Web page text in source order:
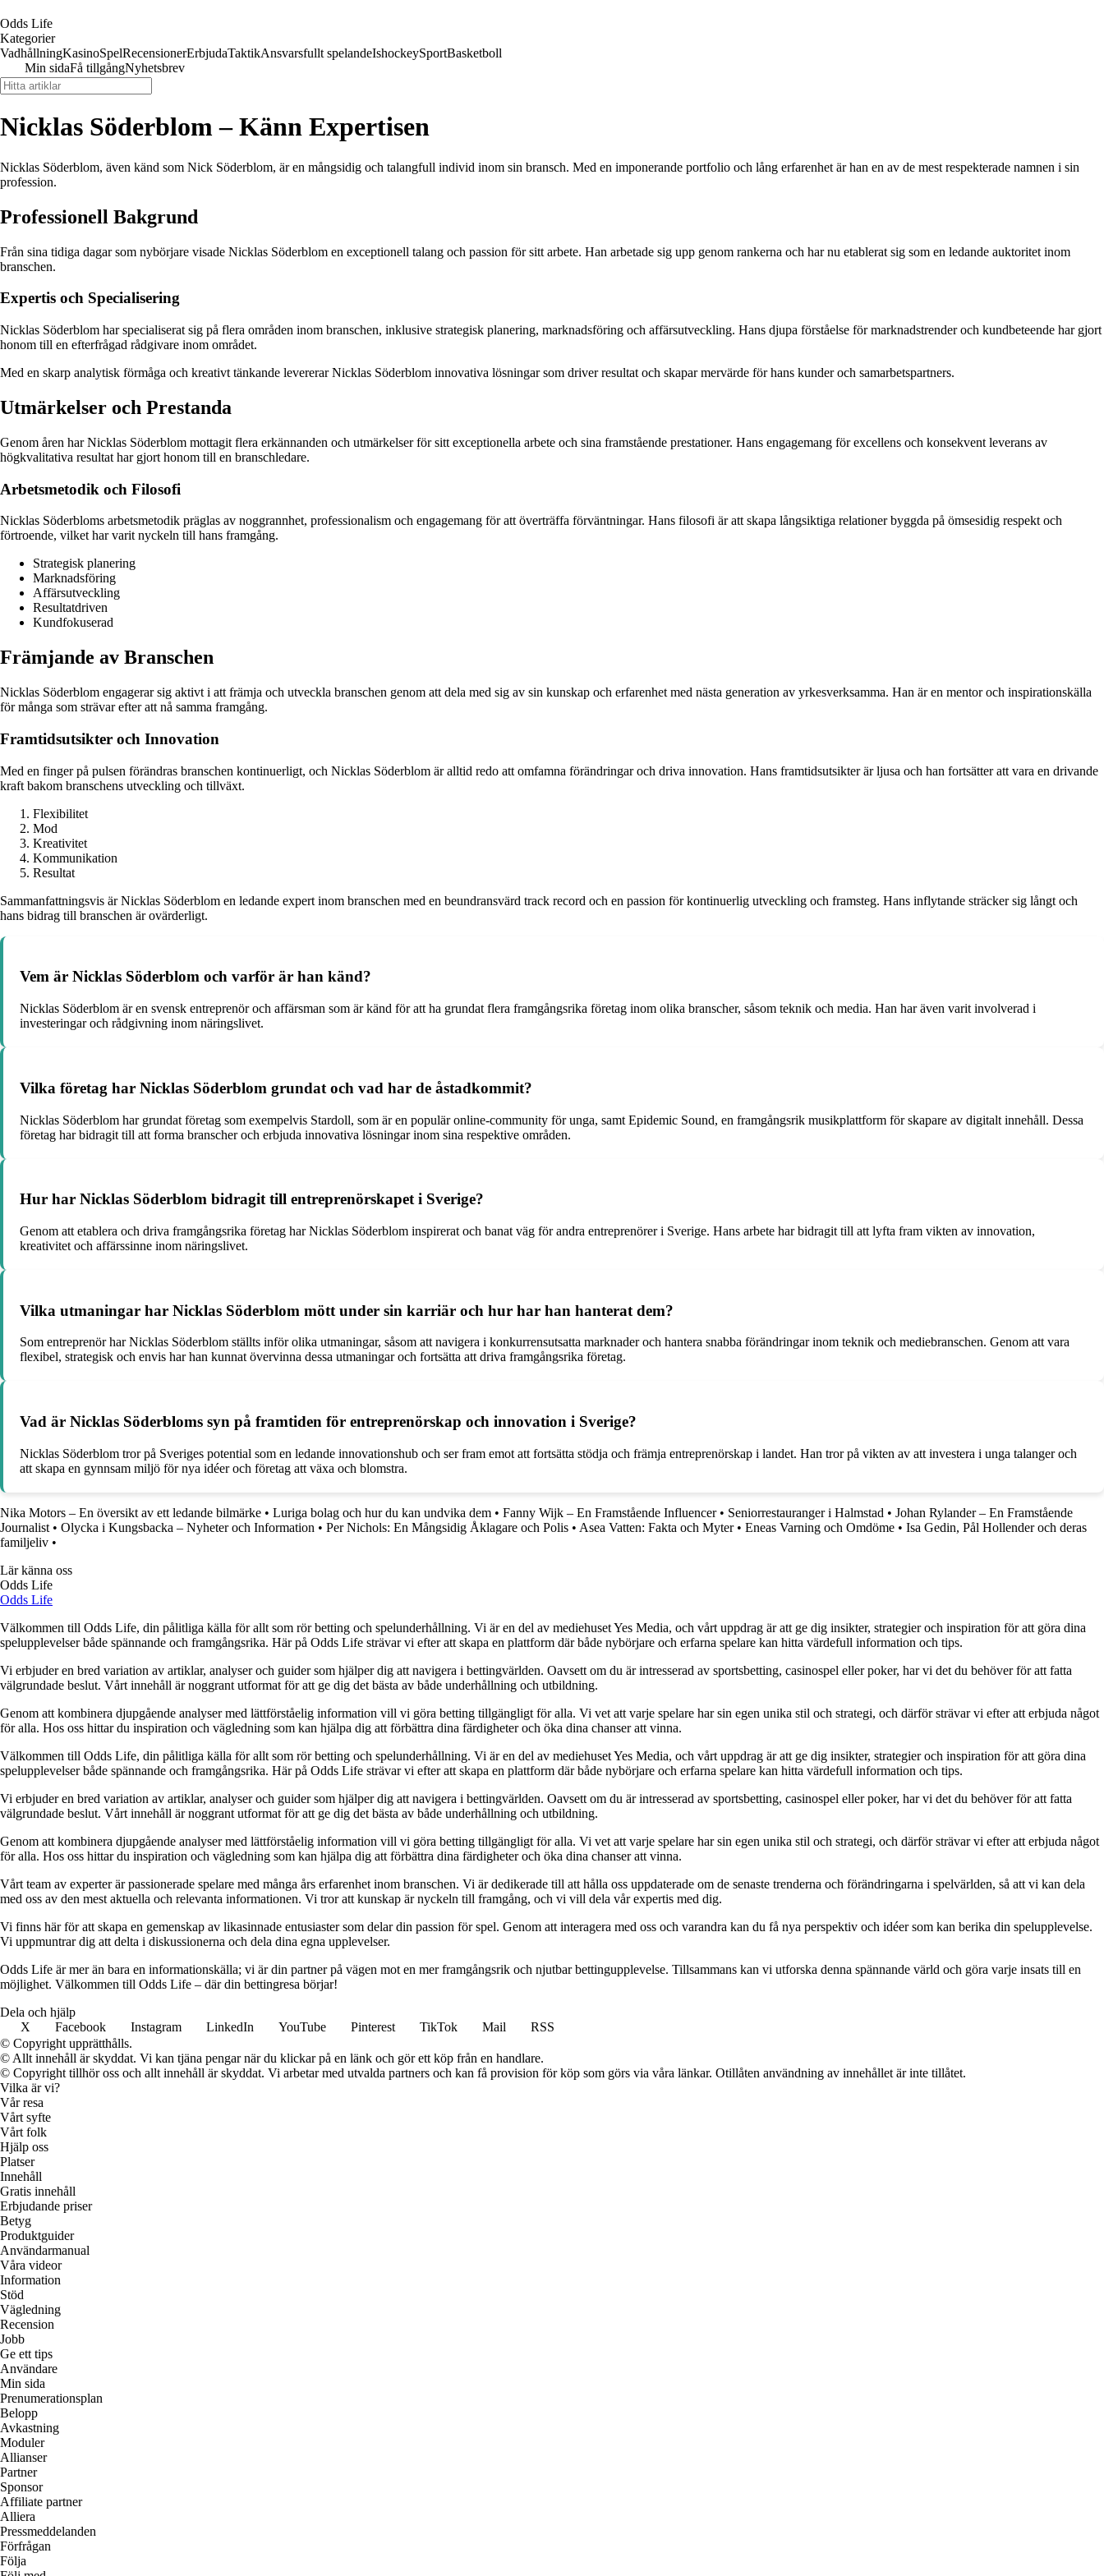
Odds Life
Kategorier
VadhållningKasinoSpelRecensionerErbjudaTaktikAnsvarsfullt spelandeIshockeySportBasketboll
Min sidaFå tillgångNyhetsbrev
Nicklas Söderblom – Känn Expertisen
Nicklas Söderblom, även känd som Nick Söderblom, är en mångsidig och talangfull individ inom sin bransch. Med en imponerande portfolio och lång erfarenhet är han en av de mest respekterade namnen i sin
profession.
Professionell Bakgrund
Från sina tidiga dagar som nybörjare visade Nicklas Söderblom en exceptionell talang och passion för sitt arbete. Han arbetade sig upp genom rankerna och har nu etablerat sig som en ledande auktoritet inom
branschen.
Expertis och Specialisering
Nicklas Söderblom har specialiserat sig på flera områden inom branschen, inklusive strategisk planering, marknadsföring och affärsutveckling. Hans djupa förståelse för marknadstrender och kundbeteende har gjort
honom till en efterfrågad rådgivare inom området.
Med en skarp analytisk förmåga och kreativt tänkande levererar Nicklas Söderblom innovativa lösningar som driver resultat och skapar mervärde för hans kunder och samarbetspartners.
Utmärkelser och Prestanda
Genom åren har Nicklas Söderblom mottagit flera erkännanden och utmärkelser för sitt exceptionella arbete och sina framstående prestationer. Hans engagemang för excellens och konsekvent leverans av
högkvalitativa resultat har gjort honom till en branschledare.
Arbetsmetodik och Filosofi
Nicklas Söderbloms arbetsmetodik präglas av noggrannhet, professionalism och engagemang för att överträffa förväntningar. Hans filosofi är att skapa långsiktiga relationer byggda på ömsesidig respekt och
förtroende, vilket har varit nyckeln till hans framgång.
Strategisk planering
Marknadsföring
Affärsutveckling
Resultatdriven
Kundfokuserad
Främjande av Branschen
Nicklas Söderblom engagerar sig aktivt i att främja och utveckla branschen genom att dela med sig av sin kunskap och erfarenhet med nästa generation av yrkesverksamma. Han är en mentor och inspirationskälla
för många som strävar efter att nå samma framgång.
Framtidsutsikter och Innovation
Med en finger på pulsen förändras branschen kontinuerligt, och Nicklas Söderblom är alltid redo att omfamna förändringar och driva innovation. Hans framtidsutsikter är ljusa och han fortsätter att vara en drivande
kraft bakom branschens utveckling och tillväxt.
Flexibilitet
Mod
Kreativitet
Kommunikation
Resultat
Sammanfattningsvis är Nicklas Söderblom en ledande expert inom branschen med en beundransvärd track record och en passion för kontinuerlig utveckling och framsteg. Hans inflytande sträcker sig långt och
hans bidrag till branschen är ovärderligt.
Vem är Nicklas Söderblom och varför är han känd?
Nicklas Söderblom är en svensk entreprenör och affärsman som är känd för att ha grundat flera framgångsrika företag inom olika branscher, såsom teknik och media. Han har även varit involverad i
investeringar och rådgivning inom näringslivet.
Vilka företag har Nicklas Söderblom grundat och vad har de åstadkommit?
Nicklas Söderblom har grundat företag som exempelvis Stardoll, som är en populär online-community för unga, samt Epidemic Sound, en framgångsrik musikplattform för skapare av digitalt innehåll. Dessa
företag har bidragit till att forma branscher och erbjuda innovativa lösningar inom sina respektive områden.
Hur har Nicklas Söderblom bidragit till entreprenörskapet i Sverige?
Genom att etablera och driva framgångsrika företag har Nicklas Söderblom inspirerat och banat väg för andra entreprenörer i Sverige. Hans arbete har bidragit till att lyfta fram vikten av innovation,
kreativitet och affärssinne inom näringslivet.
Vilka utmaningar har Nicklas Söderblom mött under sin karriär och hur har han hanterat dem?
Som entreprenör har Nicklas Söderblom ställts inför olika utmaningar, såsom att navigera i konkurrensutsatta marknader och hantera snabba förändringar inom teknik och mediebranschen. Genom att vara
flexibel, strategisk och envis har han kunnat övervinna dessa utmaningar och fortsätta att driva framgångsrika företag.
Vad är Nicklas Söderbloms syn på framtiden för entreprenörskap och innovation i Sverige?
Nicklas Söderblom tror på Sveriges potential som en ledande innovationshub och ser fram emot att fortsätta stödja och främja entreprenörskap i landet. Han tror på vikten av att investera i unga talanger och
att skapa en gynnsam miljö för nya idéer och företag att växa och blomstra.
Nika Motors – En översikt av ett ledande bilmärke • Luriga bolag och hur du kan undvika dem • Fanny Wijk – En Framstående Influencer• Seniorrestauranger i Halmstad • Johan Rylander – En Framstående
Journalist • Olycka i Kungsbacka – Nyheter och Information • Per Nichols: En Mångsidig Åklagare och Polis • Asea Vatten: Fakta och Myter• Eneas Varning och Omdöme • Isa Gedin, Pål Hollender och deras
familjeliv •
Lär känna oss
Odds Life
Odds Life
Välkommen till Odds Life, din pålitliga källa för allt som rör betting och spelunderhållning. Vi är en del av mediehuset Yes Media, och vårt uppdrag är att ge dig insikter, strategier och inspiration för att göra dina
spelupplevelser både spännande och framgångsrika. Här på Odds Life strävar vi efter att skapa en plattform där både nybörjare och erfarna spelare kan hitta värdefull information och tips.
Vi erbjuder en bred variation av artiklar, analyser och guider som hjälper dig att navigera i bettingvärlden. Oavsett om du är intresserad av sportsbetting, casinospel eller poker, har vi det du behöver för att fatta
välgrundade beslut. Vårt innehåll är noggrant utformat för att ge dig det bästa av både underhållning och utbildning.
Genom att kombinera djupgående analyser med lättförståelig information vill vi göra betting tillgängligt för alla. Vi vet att varje spelare har sin egen unika stil och strategi, och därför strävar vi efter att erbjuda något
för alla. Hos oss hittar du inspiration och vägledning som kan hjälpa dig att förbättra dina färdigheter och öka dina chanser att vinna.
Välkommen till Odds Life, din pålitliga källa för allt som rör betting och spelunderhållning. Vi är en del av mediehuset Yes Media, och vårt uppdrag är att ge dig insikter, strategier och inspiration för att göra dina
spelupplevelser både spännande och framgångsrika. Här på Odds Life strävar vi efter att skapa en plattform där både nybörjare och erfarna spelare kan hitta värdefull information och tips.
Vi erbjuder en bred variation av artiklar, analyser och guider som hjälper dig att navigera i bettingvärlden. Oavsett om du är intresserad av sportsbetting, casinospel eller poker, har vi det du behöver för att fatta
välgrundade beslut. Vårt innehåll är noggrant utformat för att ge dig det bästa av både underhållning och utbildning.
Genom att kombinera djupgående analyser med lättförståelig information vill vi göra betting tillgängligt för alla. Vi vet att varje spelare har sin egen unika stil och strategi, och därför strävar vi efter att erbjuda något
för alla. Hos oss hittar du inspiration och vägledning som kan hjälpa dig att förbättra dina färdigheter och öka dina chanser att vinna.
Vårt team av experter är passionerade spelare med många års erfarenhet inom branschen. Vi är dedikerade till att hålla oss uppdaterade om de senaste trenderna och förändringarna i spelvärlden, så att vi kan dela
med oss av den mest aktuella och relevanta informationen. Vi tror att kunskap är nyckeln till framgång, och vi vill dela vår expertis med dig.
Vi finns här för att skapa en gemenskap av likasinnade entusiaster som delar din passion för spel. Genom att interagera med oss och varandra kan du få nya perspektiv och idéer som kan berika din spelupplevelse.
Vi uppmuntrar dig att delta i diskussionerna och dela dina egna upplevelser.
Odds Life är mer än bara en informationskälla; vi är din partner på vägen mot en mer framgångsrik och njutbar bettingupplevelse. Tillsammans kan vi utforska denna spännande värld och göra varje insats till en
möjlighet. Välkommen till Odds Life – där din bettingresa börjar!
Dela och hjälp
X
Facebook Instagram LinkedIn YouTube Pinterest TikTok Mail
RSS
© Copyright upprätthålls.
© Allt innehåll är skyddat. Vi kan tjäna pengar när du klickar på en länk och gör ett köp från en handlare.
© Copyright tillhör oss och allt innehåll är skyddat. Vi arbetar med utvalda partners och kan få provision för köp som görs via våra länkar. Otillåten användning av innehållet är inte tillåtet.
Vilka är vi?
Vår resa
Vårt syfte
Vårt folk
Hjälp oss
Platser
Innehåll
Gratis innehåll
Erbjudande priser
Betyg
Produktguider
Användarmanual
Våra videor
Information
Stöd
Vägledning
Recension
Jobb
Ge ett tips
Användare
Min sida
Prenumerationsplan
Belopp
Avkastning
Moduler
Allianser
Partner
Sponsor
Affiliate partner
Alliera
Pressmeddelanden
Förfrågan
Följa